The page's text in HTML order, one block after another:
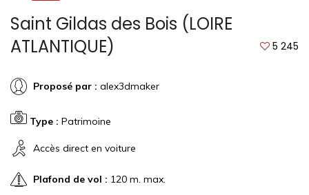
Saint Gildas des Bois (LOIRE
ATLANTIQUE)
5 245
Proposé par : alex3dmaker
Type : Patrimoine
Accès direct en voiture
Plafond de vol : 120 m. max.